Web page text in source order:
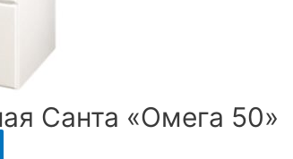
Санта «Омега 50»